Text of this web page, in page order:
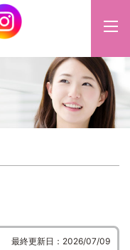
最終更新日：2026/07/09